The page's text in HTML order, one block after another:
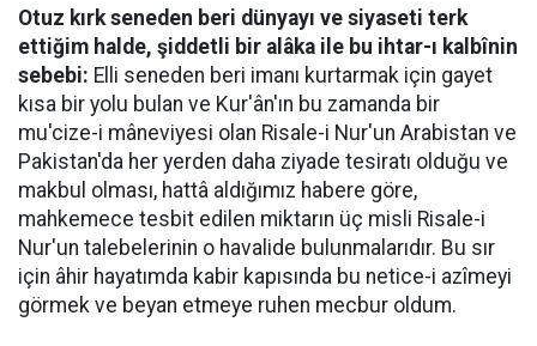
Otuz kırk seneden beri dünyayı ve siyaseti terk
ettiğim halde, şiddetli bir alâka ile bu ihtar-ı kalbînin
sebebi: Elli seneden beri imanı kurtarmak için gayet
kısa bir yolu bulan ve Kur'ân'ın bu zamanda bir
mu'cize-i mâneviyesi olan Risale-i Nur'un Arabistan ve
Pakistan'da her yerden daha ziyade tesiratı olduğu ve
makbul olması, hattâ aldığımız habere göre,
mahkemece tesbit edilen miktarın üç misli Risale-i
Nur'un talebelerinin o havalide bulunmalarıdır. Bu sır
için âhir hayatımda kabir kapısında bu netice-i azîmeyi
görmek ve beyan etmeye ruhen mecbur oldum.